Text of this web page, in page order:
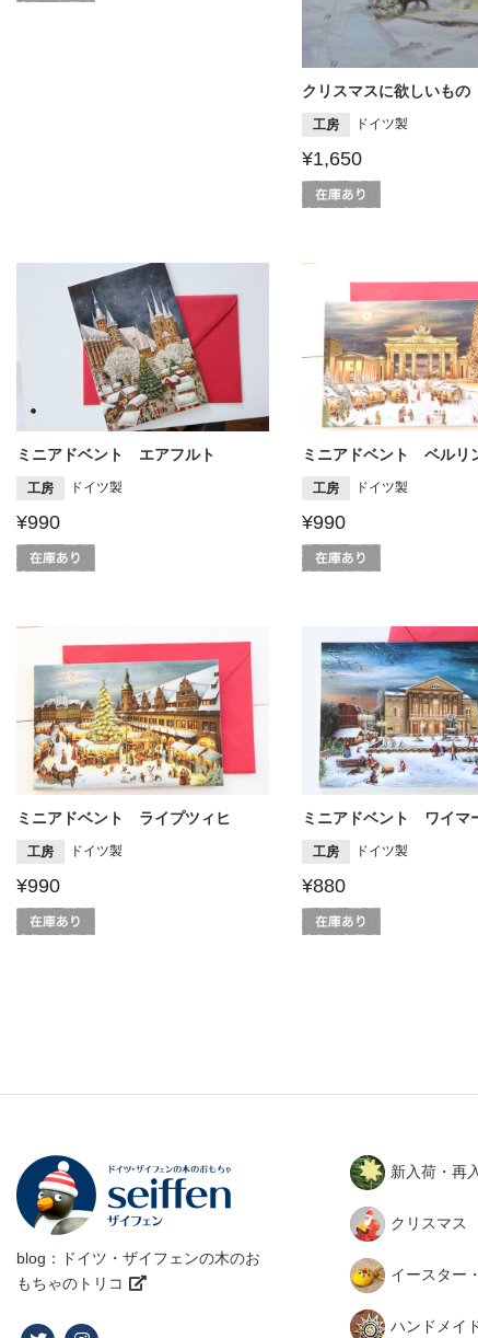
クリスマスに欲しいもの
工房 ドイツ製
¥1,650
ミニアドベント エアフルト
工房 ドイツ製
¥990
ミニアドベント ベルリ
工房 ドイツ製
¥990
ミニアドベント ライプツィヒ
工房 ドイツ製
¥990
ミニアドベント ワイマ
工房 ドイツ製
¥880
blog：ドイツ・ザイフェンの木のお
もちゃのトリコ
新入荷・再
クリスマス
イースター
ハンドメイ